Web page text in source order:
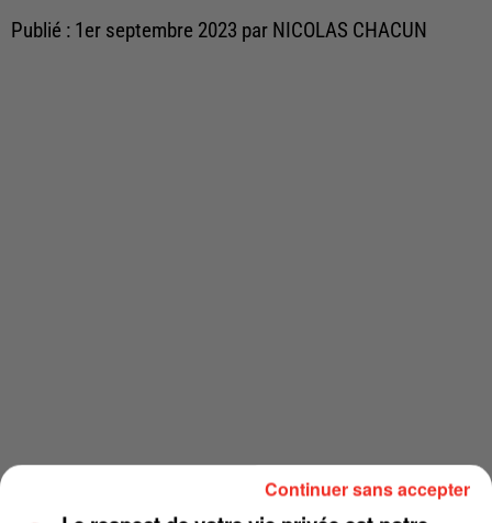
Publié : 1er septembre 2023 par NICOLAS CHACUN
Continuer sans accepter